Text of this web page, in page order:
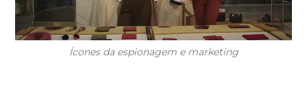
Ícones da espionagem e marketing